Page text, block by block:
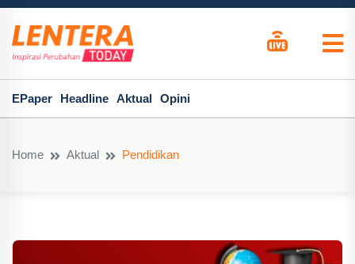
EPaper Headline Aktual Opini
Home Aktual Pendidikan